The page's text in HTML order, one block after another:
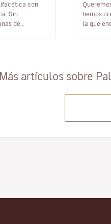
con
Sin
de
Queremos
hemos
la que
Más artículos sobre